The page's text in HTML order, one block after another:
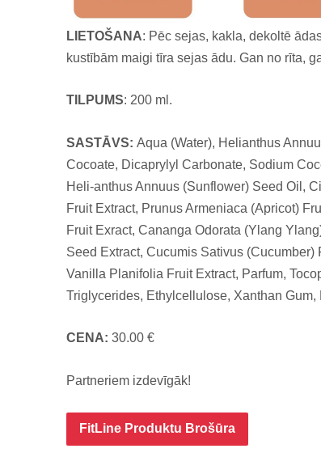
LIETOŠANA: Pēc sejas, kakla, dekoltē
kustībām maigi tīra sejas ādu. Gan no rīta,
TILPUMS: 200 ml.
SASTĀVS: Aqua (Water), Helianthus
Cocoate, Dicaprylyl Carbonate, Sodium
Heli-anthus Annuus (Sunflower) Seed Oil,
Fruit Extract, Prunus Armeniaca (Apricot)
Fruit Exract, Cananga Odorata (Ylang
Seed Extract, Cucumis Sativus
Vanilla Planifolia Fruit Extract, Parfum,
Triglycerides, Ethylcellulose, Xanthan
CENA: 30.00 €
Partneriem izdevīgāk!
FitLine Produktu Brošūra